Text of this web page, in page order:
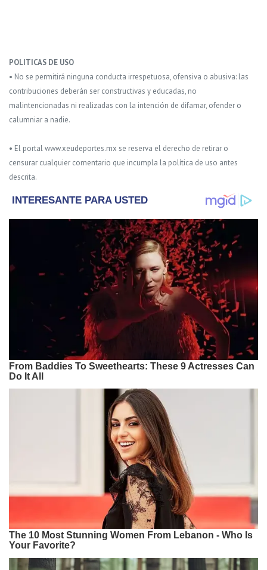
POLITICAS DE USO
• No se permitirá ninguna conducta irrespetuosa, ofensiva o abusiva: las
contribuciones deberán ser constructivas y educadas, no
malintencionadas ni realizadas con la intención de difamar, ofender o
calumniar a nadie.
• El portal www.xeudeportes.mx se reserva el derecho de retirar o
censurar cualquier comentario que incumpla la política de uso antes
descrita.